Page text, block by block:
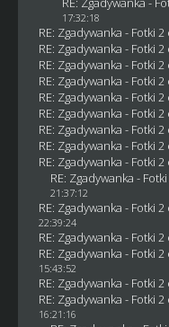
17:32:18
RE: Zgadywanka - Fotki
RE: Zgadywanka - Fotki
RE: Zgadywanka - Fotki
RE: Zgadywanka - Fotki
RE: Zgadywanka - Fotki
RE: Zgadywanka - Fotki
RE: Zgadywanka - Fotki
RE: Zgadywanka - Fotki
RE: Zgadywanka - Fotki
RE: Zgadywanka -
21:37:12
RE: Zgadywanka - Fotki
22:39:24
RE: Zgadywanka - Fotki
RE: Zgadywanka - Fotki
15:43:52
RE: Zgadywanka - Fotki
RE: Zgadywanka - Fotki
16:21:16